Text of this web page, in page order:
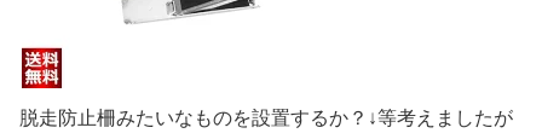
脱走防止柵みたいなものを設置するか？↓等考えましたが